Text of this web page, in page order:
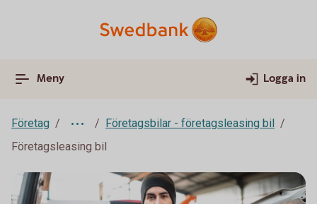
Meny Logga in
Företag
Företagsbilar - företagsleasing bil
Företagsleasing bil